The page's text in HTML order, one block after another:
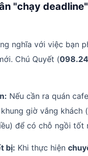
"chạy
nghĩa với việc bạn
Chú Quyết (
Nếu cần ra quán
giờ vắng khách
để có chỗ ngồi tốt
bị: Khi thực hiện